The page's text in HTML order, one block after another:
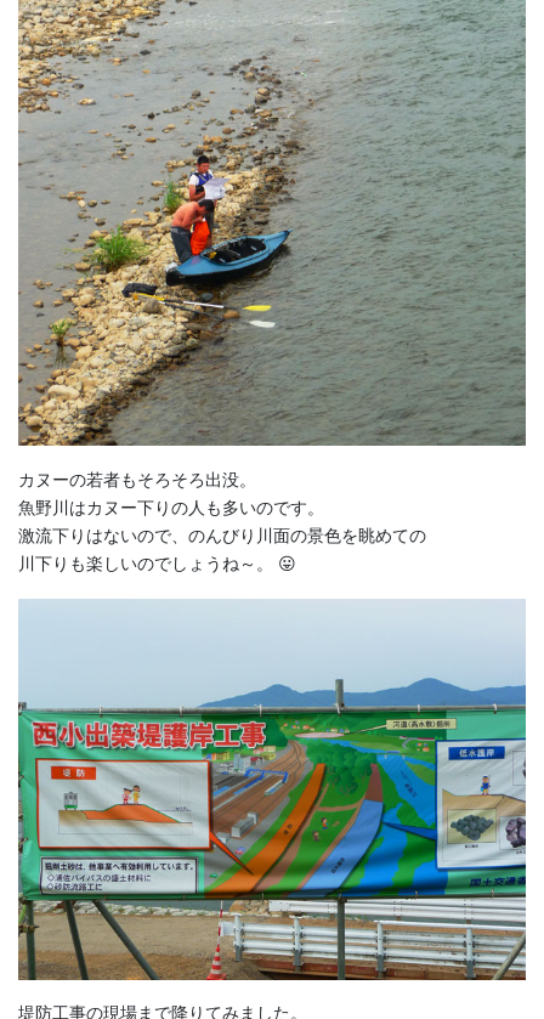
カヌーの若者もそろそろ出没。
魚野川はカヌー下りの人も多いのです。
激流下りはないので、のんびり川面の景色を眺めての
川下りも楽しいのでしょうね～。 😛
堤防工事の現場まで降りてみました。